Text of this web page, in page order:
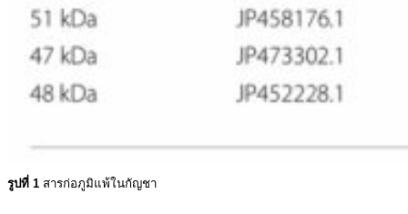
รูปที่ 1 สารก่อภูมิแพ้ในกัญชา